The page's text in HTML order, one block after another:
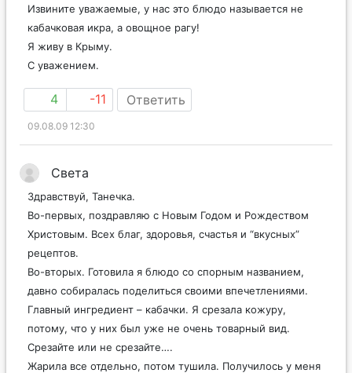
Извините уважаемые, у нас это блюдо называется не
кабачковая икра, а овощное рагу!
Я живу в Крыму.
С уважением.
4 -11 Ответить
09.08.09 12:30
Света
Здравствуй, Танечка.
Во-первых, поздравляю с Новым Годом и Рождеством
Христовым. Всех благ, здоровья, счастья и “вкусных”
рецептов.
Во-вторых. Готовила я блюдо со спорным названием,
давно собиралась поделиться своими впечетлениями.
Главный ингредиент – кабачки. Я срезала кожуру,
потому, что у них был уже не очень товарный вид.
Срезайте или не срезайте….
Жарила все отдельно, потом тушила. Получилось у меня